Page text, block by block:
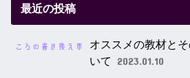
最近の投稿
オススメの教材と
いて
2023.01.10